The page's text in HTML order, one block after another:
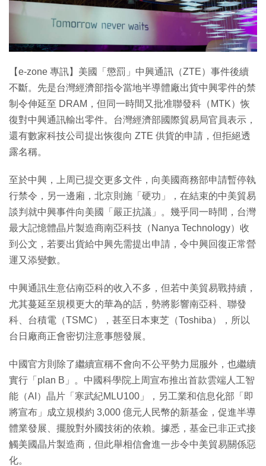
【e-zone 專訊】美國「懲罰」中興通訊（ZTE）事件後續
不斷。先是台灣經濟部指令當地半導體廠出貨中興零件的禁
制令伸延至 DRAM，但同一時間又批准聯發科（MTK）恢
復對中興通訊輸出零件。台灣經濟部國際貿易局官員表示，
還有數家科技公司提出恢復向 ZTE 供貨的申請，但拒絕透
露名稱。
至於中興，上周已提交更多文件，向美國商務部申請暫停執
行禁令，另一邊廂，北京則施「硬功」，在結束的中美貿易
談判就中興事件向美國「嚴正抗議」。幾乎同一時間，台灣
最大記憶體晶片製造商南亞科技（Nanya Technology）收
到公文，若要出貨給中興先需提出申請，令中興回復正常營
運又添變數。
中興通訊生意佔南亞科的收入不多，但若中美貿易戰持續，
尤其蔓延至規模更大的華為的話，勢將影響南亞科、聯發
科、台積電（TSMC），甚至日本東芝（Toshiba），所以
台日廠商正會密切注意事態發展。
中國官方則除了繼續宣稱不會向不公平勢力屈服外，也繼續
實行「plan B」。中國科學院上周宣布推出首款雲端人工智
能（AI）晶片「寒武紀MLU100」，另工業和信息化部「即
將宣布」成立規模約 3,000 億元人民幣的新基金，促進半導
體業發展、擺脫對外國技術的依賴。據悉，基金已非正式接
觸美國晶片製造商，但此舉相信會進一步令中美貿易關係惡
化。